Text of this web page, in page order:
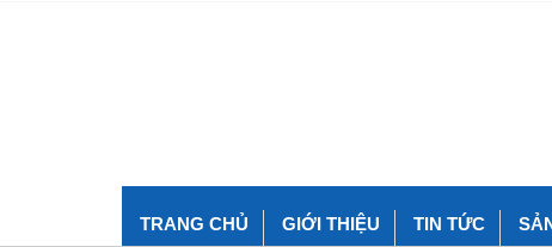
TRANG CHỦ GIỚI THIỆU TIN TỨC